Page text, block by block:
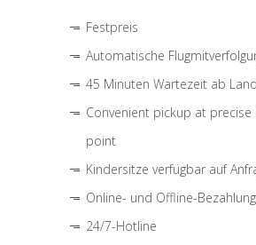
Festpreis
Automatische
45 Minuten Wartezeit ab
Convenient pickup at precise
point
Kindersitze verfügbar auf
Online- und Offline-
24/7-Hotline